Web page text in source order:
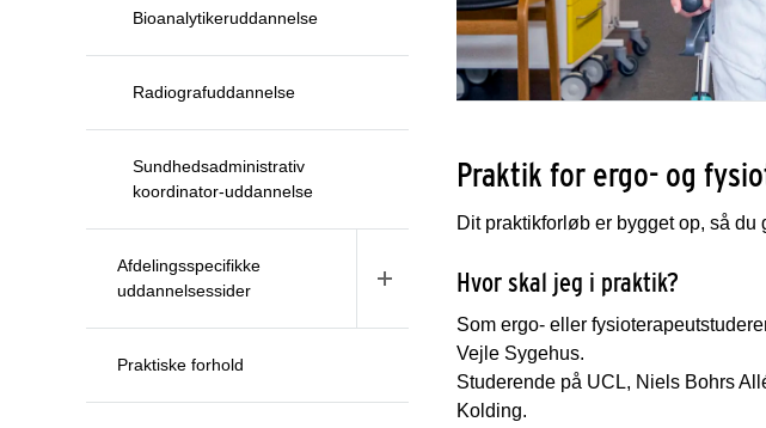
Bioanalytikeruddannelse
Radiografuddannelse
Sundhedsadministrativ
koordinator-uddannelse
Afdelingsspecifikke
uddannelsessider
Praktiske forhold
Praktik for ergo- og
Dit praktikforløb er bygget op, så
Hvor skal jeg i praktik?
Som ergo- eller
Vejle Sygehus.
Studerende på UCL, Niels Bohrs
Kolding.